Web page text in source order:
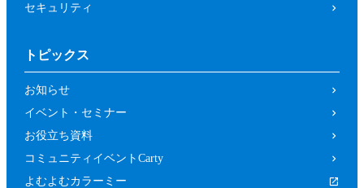
セキュリティ
トピックス
お知らせ
イベント・セミナー
お役立ち資料
コミュニティイベントCarty
よむよむカラーミー